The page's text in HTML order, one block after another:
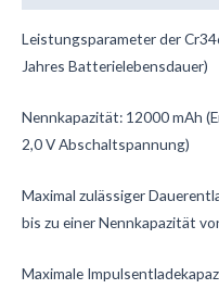
Leistungsparameter der
Jahres Batterielebensdauer)
Nennkapazität: 12000 mAh
2,0 V Abschaltspannung)
Maximal zulässiger
bis zu einer Nennkapazität
Maximale